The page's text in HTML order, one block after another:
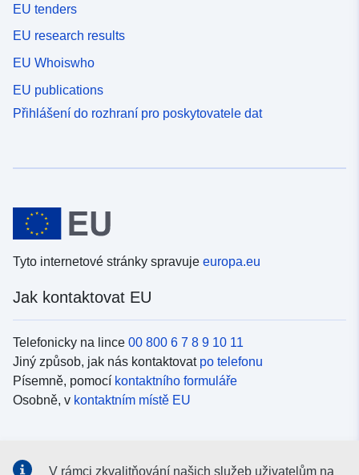
EU tenders
EU research results
EU Whoiswho
EU publications
Přihlášení do rozhraní pro poskytovatele dat
Tyto internetové stránky spravuje europa.eu
Jak kontaktovat EU
Telefonicky na lince 00 800 6 7 8 9 10 11
Jiný způsob, jak nás kontaktovat po telefonu
Písemně, pomocí kontaktního formuláře
Osobně, v kontaktním místě EU
V rámci zkvalitňování našich služeb uživatelům na